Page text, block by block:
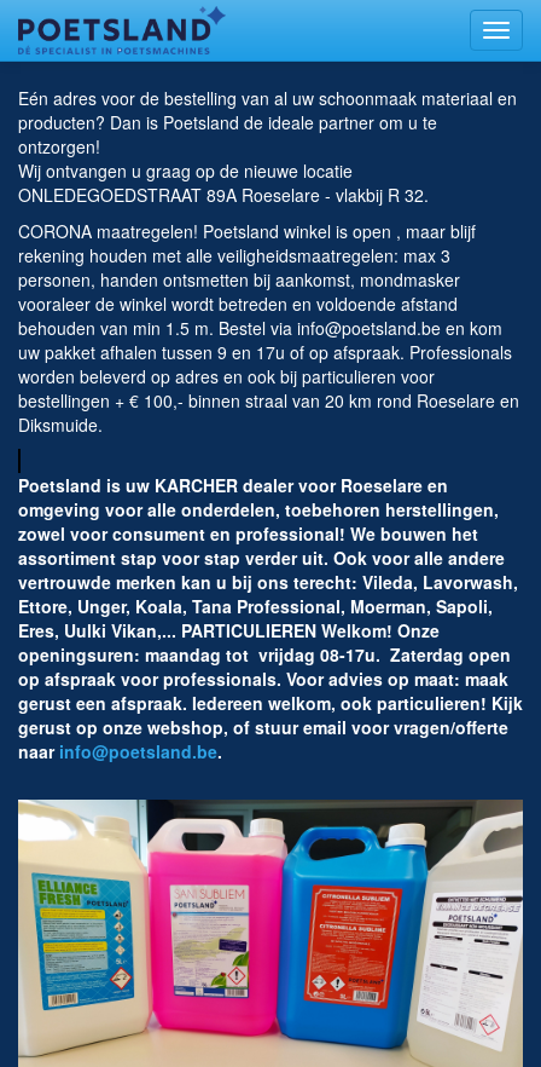
Eén adres voor de bestelling van al uw schoonmaak materiaal en
producten? Dan is Poetsland de ideale partner om u te
ontzorgen!
Wij ontvangen u graag op de nieuwe locatie
ONLEDEGOEDSTRAAT 89A Roeselare - vlakbij R 32.
CORONA maatregelen! Poetsland winkel is open , maar blijf
rekening houden met alle veiligheidsmaatregelen: max 3
personen, handen ontsmetten bij aankomst, mondmasker
vooraleer de winkel wordt betreden en voldoende afstand
behouden van min 1.5 m. Bestel via info@poetsland.be en kom
uw pakket afhalen tussen 9 en 17u of op afspraak. Professionals
worden beleverd op adres en ook bij particulieren voor
bestellingen + € 100,- binnen straal van 20 km rond Roeselare en
Diksmuide.
Poetsland is uw KARCHER dealer voor Roeselare en
omgeving voor alle onderdelen, toebehoren herstellingen,
zowel voor consument en professional! We bouwen het
assortiment stap voor stap verder uit. Ook voor alle andere
vertrouwde merken kan u bij ons terecht: Vileda, Lavorwash,
Ettore, Unger, Koala, Tana Professional, Moerman, Sapoli,
Eres, Uulki Vikan,... PARTICULIEREN Welkom! Onze
openingsuren: maandag tot vrijdag 08-17u. Zaterdag open
op afspraak voor professionals. Voor advies op maat: maak
gerust een afspraak. Iedereen welkom, ook particulieren! Kijk
gerust op onze webshop, of stuur email voor vragen/offerte
naar info@poetsland.be.